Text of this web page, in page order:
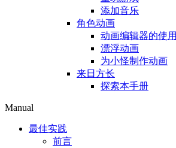
添加音乐
角色动画
动画编辑器的使用
漂浮动画
为小怪制作动画
来日方长
探索本手册
Manual
最佳实践
前言